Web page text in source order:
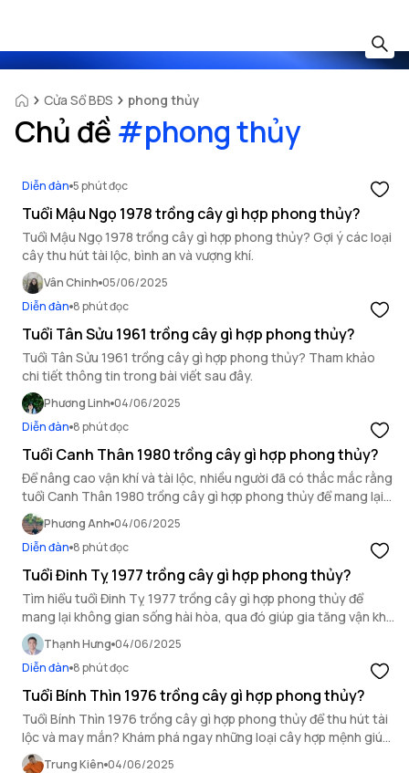
Cửa Sổ BĐS phong thủy
Chủ đề #phong thủy
Diễn đàn 5 phút đọc
Tuổi Mậu Ngọ 1978 trồng cây gì hợp phong thủy?
Tuổi Mậu Ngọ 1978 trồng cây gì hợp phong thủy? Gợi ý các loại
cây thu hút tài lộc, bình an và vượng khí.
Vân Chinh 05/06/2025
Diễn đàn 8 phút đọc
Tuổi Tân Sửu 1961 trồng cây gì hợp phong thủy?
Tuổi Tân Sửu 1961 trồng cây gì hợp phong thủy? Tham khảo
chi tiết thông tin trong bài viết sau đây.
Phương Linh 04/06/2025
Diễn đàn 8 phút đọc
Tuổi Canh Thân 1980 trồng cây gì hợp phong thủy?
Để nâng cao vận khí và tài lộc, nhiều người đã có thắc mắc rằng
tuổi Canh Thân 1980 trồng cây gì hợp phong thủy để mang lại
may mắn và thịnh vượng.
Phương Anh 04/06/2025
Diễn đàn 8 phút đọc
Tuổi Đinh Tỵ 1977 trồng cây gì hợp phong thủy?
Tìm hiểu tuổi Đinh Tỵ 1977 trồng cây gì hợp phong thủy để
mang lại không gian sống hài hòa, qua đó giúp gia tăng vận khí,
tài lộc và may mắn cho gia chủ.
Thạnh Hưng 04/06/2025
Diễn đàn 8 phút đọc
Tuổi Bính Thìn 1976 trồng cây gì hợp phong thủy?
Tuổi Bính Thìn 1976 trồng cây gì hợp phong thủy để thu hút tài
lộc và may mắn? Khám phá ngay những loại cây hợp mệnh giúp
kích hoạt vượng khí, cải thiện vận trình.
Trung Kiên 04/06/2025